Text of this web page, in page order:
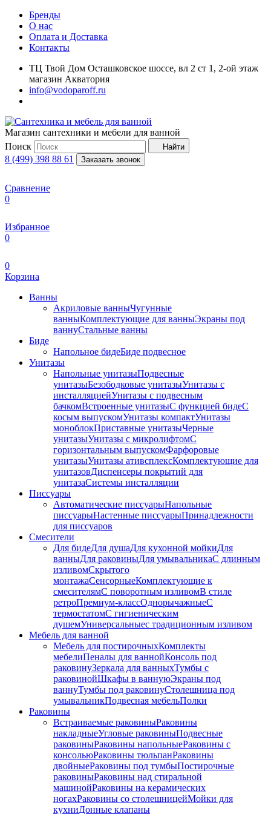
Бренды
О нас
Оплата и Доставка
Контакты
ТЦ Твой Дом Осташковское шоссе, вл 2 ст 1, 2-ой этаж
магазин Акватория
info@vodoparoff.ru
Магазин сантехники и мебели для ванной
Поиск
Найти
8 (499) 398 88 61 Заказать звонок
Сравнение
0
Избранное
0
0
Корзина
Ванны
Акриловые ванныЧугунные
ванныКомплектующие для ванныЭкраны под
ваннуСтальные ванны
Биде
Напольное бидеБиде пoдвеснoе
Унитазы
Напольные унитазыПодвесные
унитазыБезободковые унитазыУнитазы с
инсталляциейУнитазы с подвесным
бачкомВстроенные унитазыС функцией бидеС
косым выпускомУнитазы компактУнитазы
моноблокПриставные унитазыЧерные
унитазыУнитазы с микролифтомC
горизонтальным выпускомФарфоровые
унитазыУнитазы ативсплексКомплектующие для
унитазовДиспенсеры покрытий для
унитазаСистемы инсталляции
Писсуары
Автоматические писсуарыНапольные
писсуарыНастенные писсуарыПринадлежности
для писсуаров
Смесители
Для бидеДля душаДля кухонной мойкиДля
ванныДля раковиныДля умывальникаС длинным
изливомСкрытого
монтажаСенсорныеКомплектующие к
смесителямС поворотным изливомВ стиле
ретроПремиум-классОднорычажныеС
термостатомС гигиеническим
душемУниверсальныес традиционным изливом
Мебель для ванной
Мебель для постирочныхКомплекты
мебелиПеналы для ваннойКонсоль под
раковинуЗеркала для ванныхТумбы с
раковинойШкафы в ваннуюЭкраны под
ваннуТумбы под раковинуСтолешница под
умывальникПодвесная мебельПолки
Раковины
Встраиваемые раковиныРаковины
накладныеУгловые раковиныПодвесные
раковиныРаковины напольныеРаковины с
консольюРаковины тюльпанРаковины
двойныеРаковины под тумбыПостирочные
раковиныРаковины над стиральной
машинойРаковины на керамических
ногахРаковины со столешницейМойки для
кухниДонные клапаны